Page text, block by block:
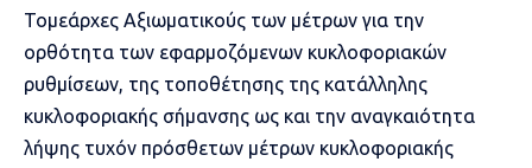
Τομεάρχες Αξιωματικούς των μέτρων για την
ορθότητα των εφαρμοζόμενων κυκλοφοριακών
ρυθμίσεων, της τοποθέτησης της κατάλληλης
κυκλοφοριακής σήμανσης ως και την αναγκαιότητα
λήψης τυχόν πρόσθετων μέτρων κυκλοφοριακής